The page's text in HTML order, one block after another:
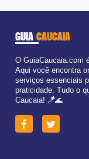
GUIA CAUCAIA
O GuiaCaucaia.com
Aqui você encontra
serviços essenciais
praticidade. Tudo o
Caucaia! 🪁🌊